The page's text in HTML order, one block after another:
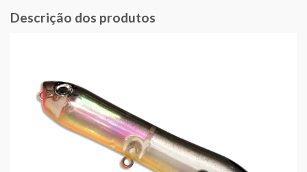
Descrição dos produtos